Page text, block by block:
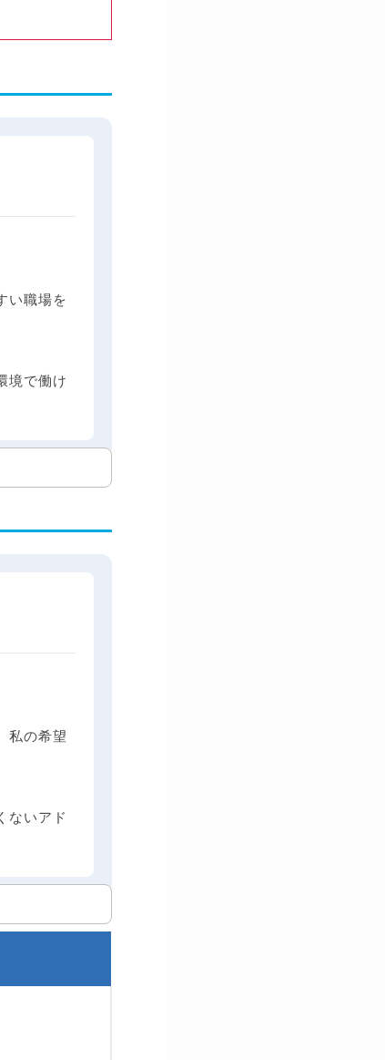
い職場を
境で働け
私の希望
ないアド